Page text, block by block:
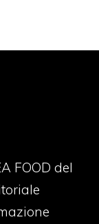
FOOD del